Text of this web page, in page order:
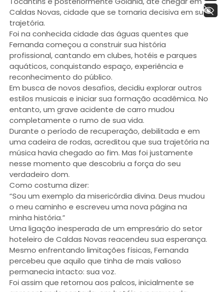
Caldas Novas, cidade que se tornaria decisiva em sua
trajetória.
Foi na conhecida cidade das águas quentes que
Fernanda começou a construir sua história
profissional, cantando em clubes, hotéis e parques
aquáticos, conquistando espaço, experiência e
reconhecimento do público.
Em busca de novos desafios, decidiu explorar outros
estilos musicais e iniciar sua formação acadêmica. No
entanto, um grave acidente de carro mudou
completamente o rumo de sua vida.
Durante o período de recuperação, debilitada e em
uma cadeira de rodas, acreditou que sua trajetória na
música havia chegado ao fim. Mas foi justamente
nesse momento que descobriu a força do seu
verdadeiro dom.
Como costuma dizer:
“Sou um exemplo da misericórdia divina. Deus mudou
o meu caminho e escreveu uma nova página na
minha história.”
Uma ligação inesperada de um empresário do setor
hoteleiro de Caldas Novas reacendeu sua esperança.
Mesmo enfrentando limitações físicas, Fernanda
percebeu que aquilo que tinha de mais valioso
permanecia intacto: sua voz.
Foi assim que retornou aos palcos, inicialmente se
+ Acessibilidade